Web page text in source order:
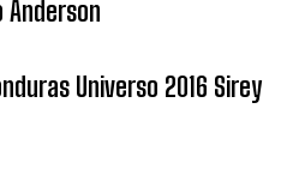
Universo 2016 Sirey